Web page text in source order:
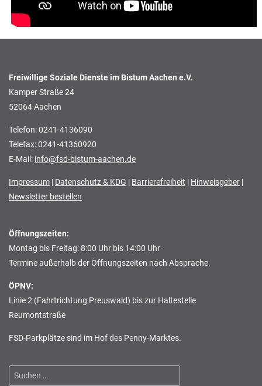
Freiwillige Soziale Dienste im Bistum Aachen e.V.
Kamper Straße 24
52064 Aachen
Telefon: 0241-4136090
Telefax: 0241-41360920
E-Mail: info@fsd-bistum-aachen.de
Impressum | Datenschutz & KDG | Barrierefreiheit | Hinweisgeber |
Newsletter bestellen
Öffnungszeiten:
Montag bis Freitag: 8:00 Uhr bis 14:00 Uhr
Termine außerhalb der Öffnungszeiten nach Absprache.
ÖPNV:
Linie 2 (Fahrtrichtung Preuswald) bis zur Haltestelle
Reumontstraße
FSD-Parkplätze sind im Hof des Penny-Marktes.
Suchen
nach: